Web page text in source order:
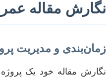
نگارش مقاله
زمان‌بندی و مدیریت
نگارش مقاله خود یک